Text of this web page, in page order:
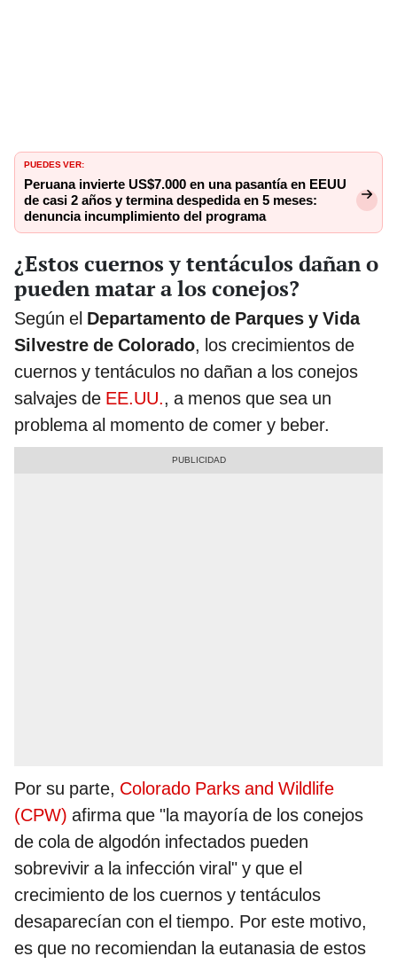
PUEDES VER:
Peruana invierte US$7.000 en una pasantía en EEUU
de casi 2 años y termina despedida en 5 meses:
denuncia incumplimiento del programa
¿Estos cuernos y tentáculos dañan o
pueden matar a los conejos?
Según el Departamento de Parques y Vida
Silvestre de Colorado, los crecimientos de
cuernos y tentáculos no dañan a los conejos
salvajes de EE.UU., a menos que sea un
problema al momento de comer y beber.
Por su parte, Colorado Parks and Wildlife
(CPW) afirma que "la mayoría de los conejos
de cola de algodón infectados pueden
sobrevivir a la infección viral" y que el
crecimiento de los cuernos y tentáculos
desaparecían con el tiempo. Por este motivo,
es que no recomiendan la eutanasia de estos